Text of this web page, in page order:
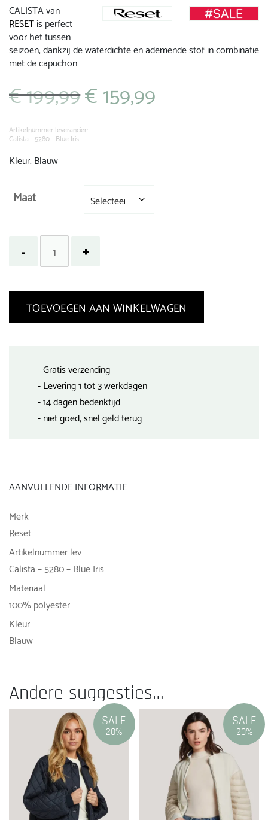
CALISTA van
RESETis perfect
voor het tussen
seizoen, dankzij de waterdichte en ademende stof in combinatie
met de capuchon.
€199,99 Oorspronkelijke
prijs
€ 199,99.
€159,99
Artikelnummer leverancier:
Calista - 5280 - Blue Iris
Kleur: Blauw
Maat
TOEVOEGEN AAN WINKELWAGEN
- Gratis verzending
- Levering 1 tot 3 werkdagen
- 14 dagen bedenktijd
- niet goed, snel geld terug
AANVULLENDE INFORMATIE
Merk
Reset
Artikelnummer lev.
Calista – 5280 – Blue Iris
Materiaal
100% polyester
Kleur
Blauw
Andere suggesties…
SALE
20%
SALE
20%